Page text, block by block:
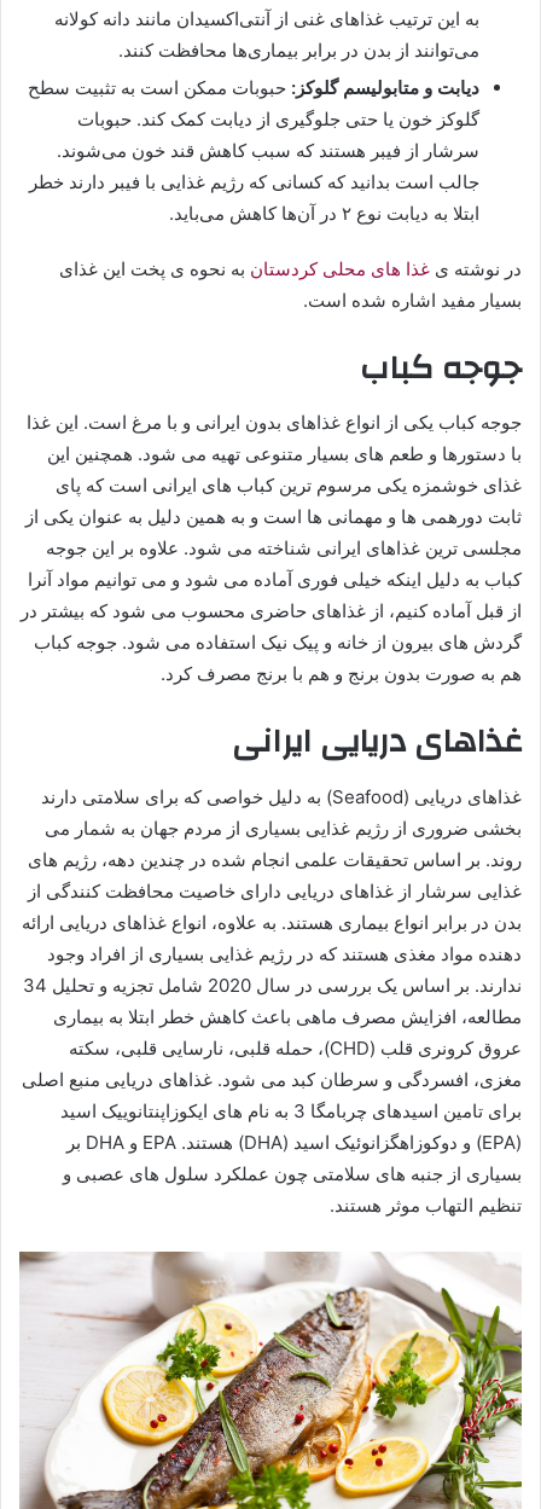
به این ترتیب غذاهای غنی از آنتی‌اکسیدان مانند دانه کولانه
می‌توانند از بدن در برابر بیماری‌ها محافظت کنند.
دیابت و متابولیسم گلوکز: حبوبات ممکن است به تثبیت سطح
گلوکز خون یا حتی جلوگیری از دیابت کمک کند. حبوبات
سرشار از فیبر هستند که سبب کاهش قند خون می‌شوند.
جالب است بدانید که کسانی که رژیم غذایی با فیبر دارند خطر
ابتلا به دیابت نوع ۲ در آن‌ها کاهش می‌باید.
در نوشته ی غذا های محلی کردستان به نحوه ی پخت این غذای
بسیار مفید اشاره شده است.
جوجه کباب
جوجه کباب یکی از انواع غذاهای بدون ایرانی و با مرغ است. این غذا
با دستورها و طعم های بسیار متنوعی تهیه می شود. همچنین این
غذای خوشمزه یکی مرسوم ترین کباب های ایرانی است که پای
ثابت دورهمی ها و مهمانی ها است و به همین دلیل به عنوان یکی از
مجلسی ترین غذاهای ایرانی شناخته می شود. علاوه بر این جوجه
کباب به دلیل اینکه خیلی فوری آماده می شود و می توانیم مواد آنرا
از قبل آماده کنیم، از غذاهای حاضری محسوب می شود که بیشتر در
گردش های بیرون از خانه و پیک نیک استفاده می شود. جوجه کباب
هم به صورت بدون برنج و هم با برنج مصرف کرد.
غذاهای دریایی ایرانی
غذاهای دریایی (Seafood) به دلیل خواصی که برای سلامتی دارند
بخشی ضروری از رژیم غذایی بسیاری از مردم جهان به شمار می
روند. بر اساس تحقیقات علمی انجام شده در چندین دهه، رژیم های
غذایی سرشار از غذاهای دریایی دارای خاصیت محافظت کنندگی از
بدن در برابر انواع بیماری هستند. به علاوه، انواع غذاهای دریایی ارائه
دهنده مواد مغذی هستند که در رژیم غذایی بسیاری از افراد وجود
ندارند. بر اساس یک بررسی در سال 2020 شامل تجزیه و تحلیل 34
مطالعه، افزایش مصرف ماهی باعث کاهش خطر ابتلا به بیماری
عروق کرونری قلب (CHD)، حمله قلبی، نارسایی قلبی، سکته
مغزی، افسردگی و سرطان کبد می شود. غذاهای دریایی منبع اصلی
برای تامین اسیدهای چربامگا 3 به نام های ایکوزاپنتانوییک اسید
(EPA) و دوکوزاهگزانوئیک اسید (DHA) هستند. EPA و DHA بر
بسیاری از جنبه های سلامتی چون عملکرد سلول های عصبی و
تنظیم التهاب موثر هستند.